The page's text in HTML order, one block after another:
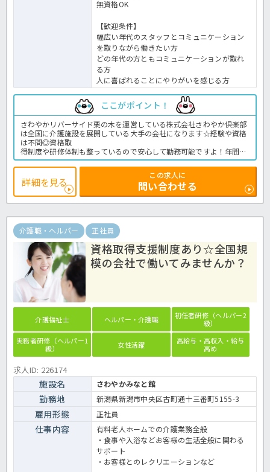
無資格OK
【歓迎条件】
幅広い年代のスタッフとコミュニケーション
を取りながら働きたい方
どの年代の方ともコミュニケーションが取れ
る方
人に喜ばれることにやりがいを感じる方
ここがポイント！
さわやかリバーサイド栗の木を運営している株式会社さわやか倶楽部
は全国に介護施設を展開している大手の会社になります☆経験や資格
は不問◎資格取
得制度や研修体制も整っているので安心して勤務可能ですよ！年間休
日も117日と多く、プライベートとお仕事の両立が可能な環境になり
ます☆定年が65歳で長く勤務することも可能で、65歳以降も条件面は
変わらずに働けるので安心の職場です〇求人が気になる方は是非ほっ
介護までお問い合わせください！有料老人ホームでの介護業務全般で
す。＜介護職 正職員 有料老人ホームの求人＞
詳細を見る
この求人に
問い合わせる
介護職・ヘルパー 正社員
資格取得支援制度あり☆全国規
模の会社で働いてみませんか？
介護福祉士 ヘルパー・介護職
初任者研修（ヘルパー2
級）
実務者研修（ヘルパー1
級）
女性活躍
高給与・高収入・給与
高め
求人ID: 226174
施設名 さわやかみなと館
勤務地 新潟県新潟市中央区古町通十三番町5155-3
雇用形態 正社員
仕事内容
有料老人ホームでの介護業務全般
・食事や入浴などお客様の生活全般に関わる
サポート
・お客様とのレクリエーションなど